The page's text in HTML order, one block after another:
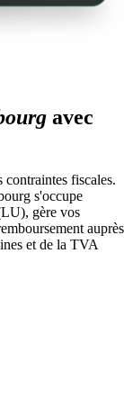
avec
fiscales.
s'occupe
gère vos
auprès
et de la TVA